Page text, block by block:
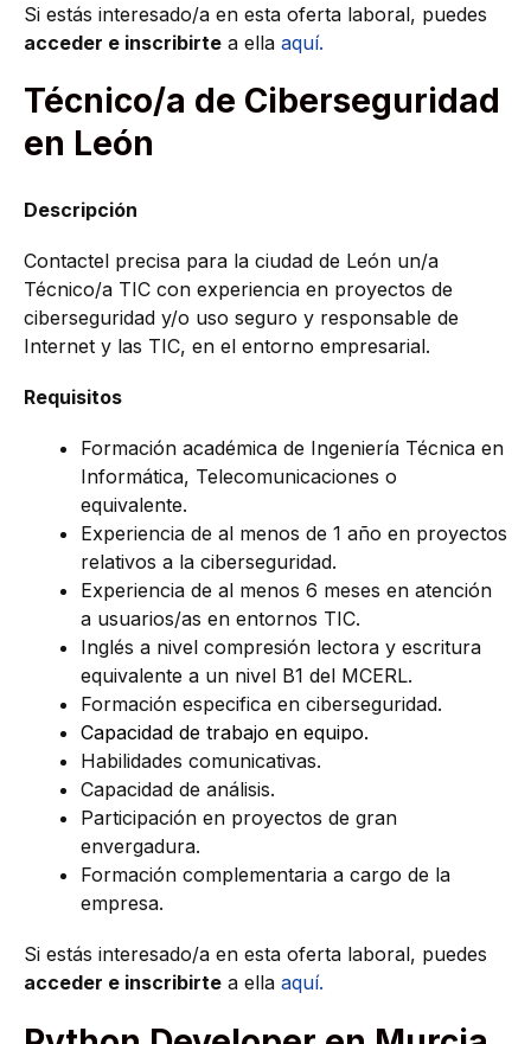
Si estás interesado/a en esta oferta laboral, puedes
acceder e inscribirte a ella aquí.
Técnico/a de Ciberseguridad
en León
Descripción
Contactel precisa para la ciudad de León un/a
Técnico/a TIC con experiencia en proyectos de
ciberseguridad y/o uso seguro y responsable de
Internet y las TIC, en el entorno empresarial.
Requisitos
Formación académica de Ingeniería Técnica en
Informática, Telecomunicaciones o
equivalente.
Experiencia de al menos de 1 año en proyectos
relativos a la ciberseguridad.
Experiencia de al menos 6 meses en atención
a usuarios/as en entornos TIC.
Inglés a nivel compresión lectora y escritura
equivalente a un nivel B1 del MCERL.
Formación especifica en ciberseguridad.
Capacidad de trabajo en equipo.
Habilidades comunicativas.
Capacidad de análisis.
Participación en proyectos de gran
envergadura.
Formación complementaria a cargo de la
empresa.
Si estás interesado/a en esta oferta laboral, puedes
acceder e inscribirte a ella aquí.